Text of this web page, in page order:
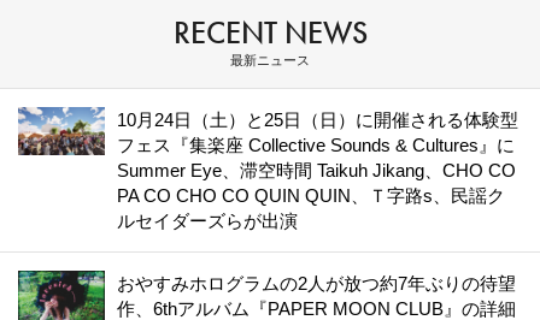
RECENT NEWS
最新ニュース
10月24日（土）と25日（日）に開催される体験型
フェス『集楽座 Collective Sounds & Cultures』に
Summer Eye、滞空時間 Taikuh Jikang、CHO CO
PA CO CHO CO QUIN QUIN、Ｔ字路s、民謡ク
ルセイダーズらが出演
おやすみホログラムの2人が放つ約7年ぶりの待望
作、6thアルバム『PAPER MOON CLUB』の詳細